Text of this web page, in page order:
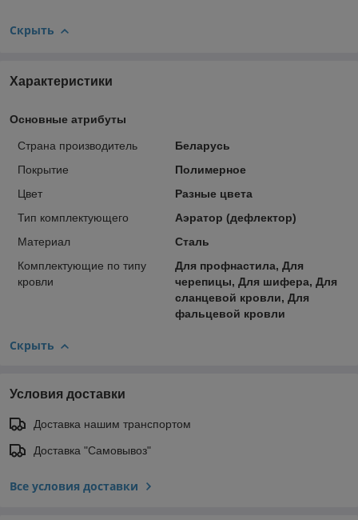
Скрыть
Характеристики
Основные атрибуты
Страна производитель
Беларусь
Покрытие
Полимерное
Цвет
Разные цвета
Тип комплектующего
Аэратор (дефлектор)
Материал
Сталь
Комплектующие по типу
кровли
Для профнастила, Для
черепицы, Для шифера, Для
сланцевой кровли, Для
фальцевой кровли
Скрыть
Условия доставки
Доставка нашим транспортом
Доставка "Самовывоз"
Все условия доставки